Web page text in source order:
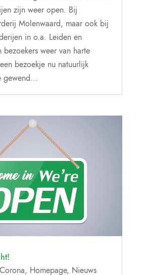
zijn weer open. Bij
Molenwaard, maar ook bij
in o.a. Leiden en
weer van harte
bezoekje nu natuurlijk
gewend...
Corona, Homepage, Nieuws